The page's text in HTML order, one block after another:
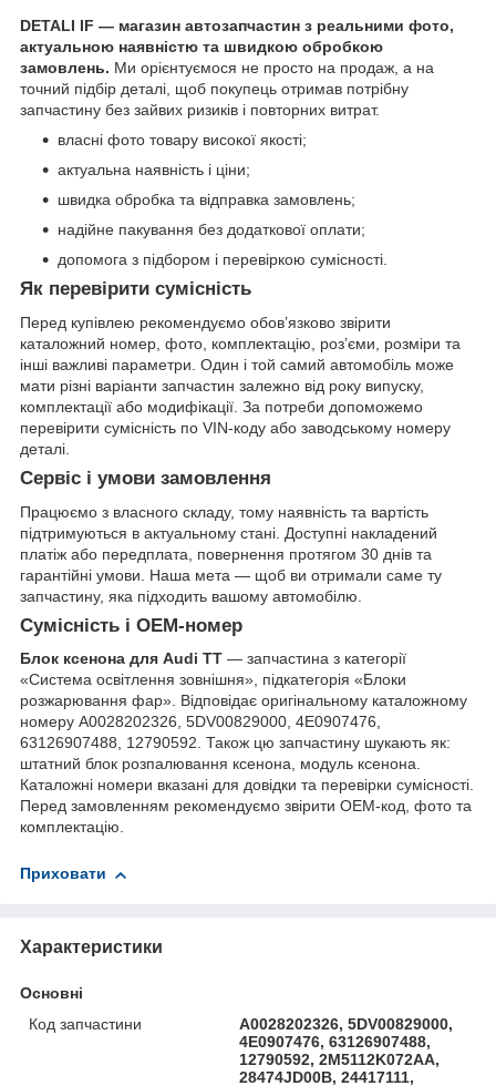
DETALI IF — магазин автозапчастин з реальними фото,
актуальною наявністю та швидкою обробкою
замовлень. Ми орієнтуємося не просто на продаж, а на
точний підбір деталі, щоб покупець отримав потрібну
запчастину без зайвих ризиків і повторних витрат.
власні фото товару високої якості;
актуальна наявність і ціни;
швидка обробка та відправка замовлень;
надійне пакування без додаткової оплати;
допомога з підбором і перевіркою сумісності.
Як перевірити сумісність
Перед купівлею рекомендуємо обов’язково звірити
каталожний номер, фото, комплектацію, роз’єми, розміри та
інші важливі параметри. Один і той самий автомобіль може
мати різні варіанти запчастин залежно від року випуску,
комплектації або модифікації. За потреби допоможемо
перевірити сумісність по VIN-коду або заводському номеру
деталі.
Сервіс і умови замовлення
Працюємо з власного складу, тому наявність та вартість
підтримуються в актуальному стані. Доступні накладений
платіж або передплата, повернення протягом 30 днів та
гарантійні умови. Наша мета — щоб ви отримали саме ту
запчастину, яка підходить вашому автомобілю.
Сумісність і OEM-номер
Блок ксенона для Audi TT — запчастина з категорії
«Система освітлення зовнішня», підкатегорія «Блоки
розжарювання фар». Відповідає оригінальному каталожному
номеру A0028202326, 5DV00829000, 4E0907476,
63126907488, 12790592. Також цю запчастину шукають як:
штатний блок розпалювання ксенона, модуль ксенона.
Каталожні номери вказані для довідки та перевірки сумісності.
Перед замовленням рекомендуємо звірити OEM-код, фото та
комплектацію.
Приховати
Характеристики
Основні
Код запчастини
A0028202326, 5DV00829000,
4E0907476, 63126907488,
12790592, 2M5112K072AA,
28474JD00B, 24417111,